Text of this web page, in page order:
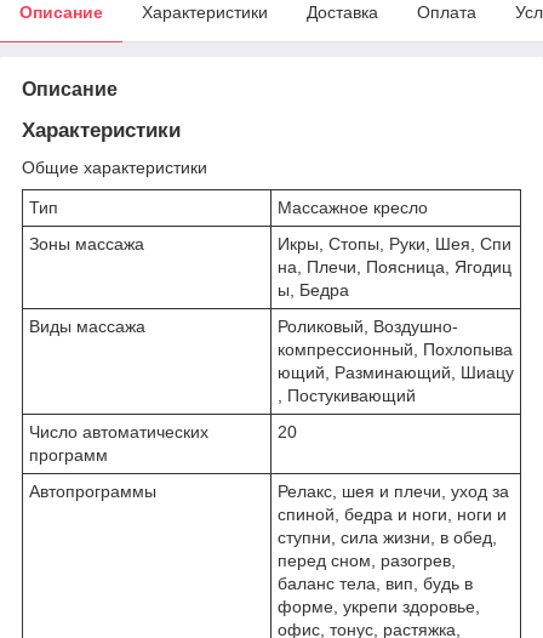
Описание Характеристики Доставка Оплата
Описание
Характеристики
Общие характеристики
Тип
Массажное кресло
Зоны массажа
Икры, Стопы, Руки, Шея, Спи
на, Плечи, Поясница, Ягодиц
ы, Бедра
Виды массажа
Роликовый, Воздушно-
компрессионный, Похлопыва
ющий, Разминающий, Шиацу
, Постукивающий
Число автоматических
программ
20
Автопрограммы
Релакс, шея и плечи, уход за
спиной, бедра и ноги, ноги и
ступни, сила жизни, в обед,
перед сном, разогрев,
баланс тела, вип, будь в
форме, укрепи здоровье,
офис, тонус, растяжка,